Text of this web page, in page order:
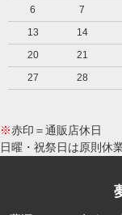
6
7
13
14
20
21
27
28
※赤印＝通販店休日
日曜・祝祭日は原則休